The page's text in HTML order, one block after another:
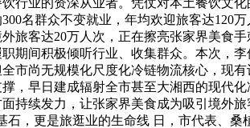
名群众不变就业，年均欢迎旅客达120
旅客达20万人次，正在擦亮张家界美食
期间积极倾听行业、收集群众。本次，
市尚无规模化尺度化冷链物流核心，现
，早日建成辐射全市甚至大湘西的现代
持续发力，让张家界美食成为吸引境外
，更是旅逛业的生命线 日，市代表、